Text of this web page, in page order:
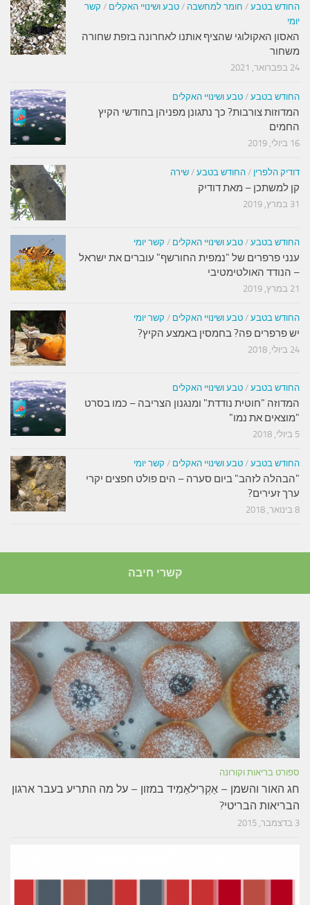
החודש בטבע / חומר למחשבה / טבע ושינויי האקלים / קשר
יומי
האסון האקולוגי שהציף אותנו לאחרונה בזפת שחורה
משחור
24 בפברואר, 2021
החודש בטבע / טבע ושינויי האקלים
המדוזות צורבות? כך נתגונן מפניהן בחודשי הקיץ
החמים
16 ביולי, 2019
דודיק הלפרין / החודש בטבע / שירה
קן למשתכן – מאת דודיק
31 במרץ, 2019
החודש בטבע / טבע ושינויי האקלים / קשר יומי
ענני פרפרים של "נמפית החורשף" עוברים את ישראל
– הנודד האולטימטיבי
21 במרץ, 2019
החודש בטבע / טבע ושינויי האקלים / קשר יומי
יש פרפרים פה? בחמסין באמצע הקיץ?
24 ביולי, 2018
החודש בטבע / טבע ושינויי האקלים
המדוזה "חוטית נודדת" ומנגנון הצריבה – כמו בסרט
"מוצאים את נמו"
5 ביולי, 2018
החודש בטבע / טבע ושינויי האקלים / קשר יומי
"הבהלה לזהב" ביום סערה – הים פולט חפצים יקרי
ערך זעירים?
8 בינואר, 2018
קשרי חיבה
ספורט בריאות וקורונה
חג האור והשמן – אַקְרִילאַמִיד במזון – על מה התריע בעבר ארגון
הבריאות הבריטי?
3 בדצמבר, 2015